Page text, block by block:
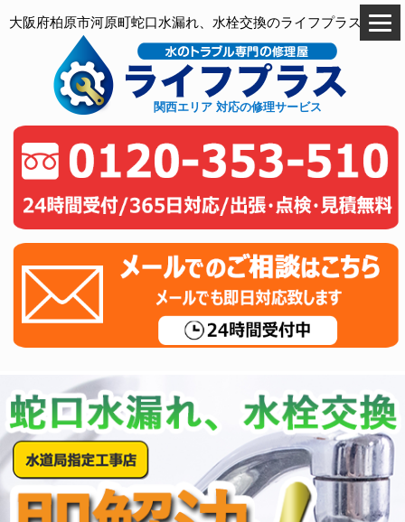
大阪府柏原市河原町蛇口水漏れ、水栓交換のライフプラス
関西エリア 対応の修理サービス